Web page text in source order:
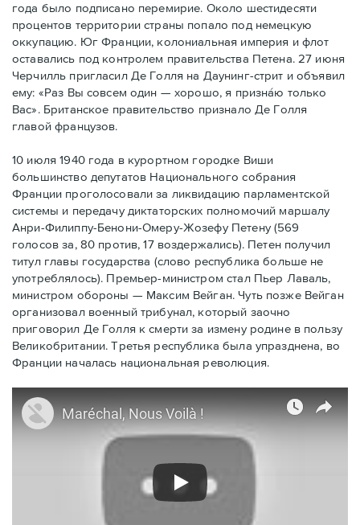
года было подписано перемирие. Около шестидесяти
процентов территории страны попало под немецкую
оккупацию. Юг Франции, колониальная империя и флот
оставались под контролем правительства Петена. 27 июня
Черчилль пригласил Де Голля на Даунинг-стрит и объявил
ему: «Раз Вы совсем один — хорошо, я признáю только
Вас». Британское правительство признало Де Голля
главой французов.
10 июля 1940 года в курортном городке Виши
большинство депутатов Национального собрания
Франции проголосовали за ликвидацию парламентской
системы и передачу диктаторских полномочий маршалу
Анри-Филиппу-Бенони-Омеру-Жозефу Петену (569
голосов за, 80 против, 17 воздержались). Петен получил
титул главы государства (слово республика больше не
употреблялось). Премьер-министром стал Пьер Лаваль,
министром обороны — Максим Вейган. Чуть позже Вейган
организовал военный трибунал, который заочно
приговорил Де Голля к смерти за измену родине в пользу
Великобритании. Третья республика была упразднена, во
Франции началась национальная революция.